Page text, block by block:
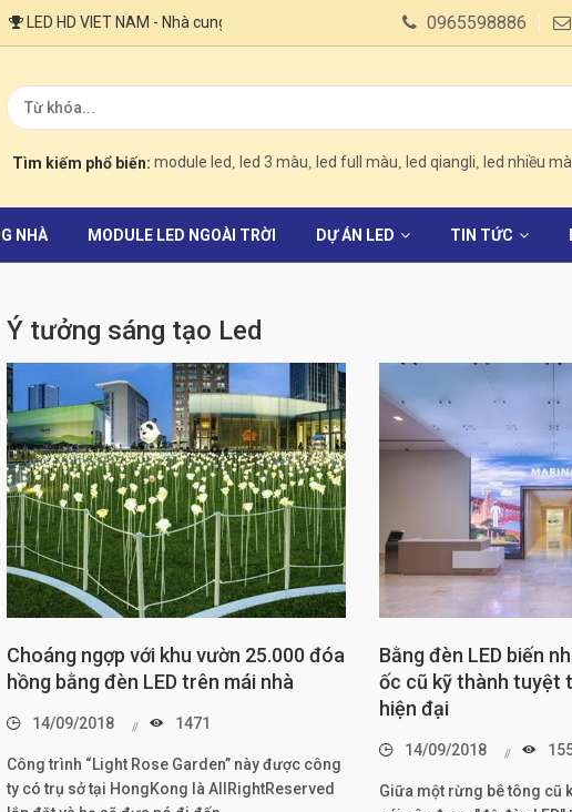
LED HD VIET NAM - Nhà cung cấp LED Qiang Li, Led quảng cáo, Module Led
0965598886
Tìm kiếm phổ biến: module led led 3 màu led full màu led qiangli led nhiều
NHÀ MODULE LED NGOÀI TRỜI DỰ ÁN LED TIN TỨC
Ý tưởng sáng tạo Led
Choáng ngợp với khu vườn 25.000 đóa
hồng bằng đèn LED trên mái nhà
14/09/2018 1471
Công trình “Light Rose Garden” này được công
ty có trụ sở tại HongKong là AllRightReserved
Bằng đèn LED biến
ốc cũ kỹ thành tuyệt
hiện đại
14/09/2018
Giữa một rừng bê tông cũ